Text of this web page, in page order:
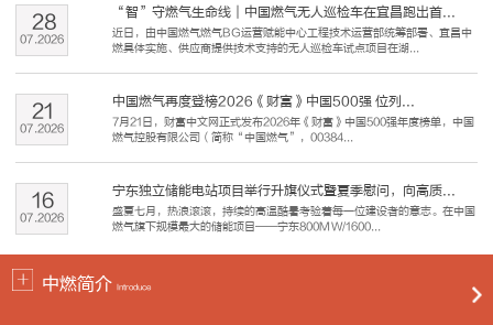
“智”守燃气生命线｜中国燃气无人巡检车在宜昌跑出首...
近日，由中国燃气燃气BG运营赋能中心工程技术运营部统筹部署、宜昌中
燃具体实施、供应商提供技术支持的无人巡检车试点项目在湖...
07.2026
28
中国燃气再度登榜2026《财富》中国500强 位列...
7月21日，财富中文网正式发布2026年《财富》中国500强年度榜单，中国
燃气控股有限公司（简称“中国燃气”，00384...
07.2026
21
宁东独立储能电站项目举行升旗仪式暨夏季慰问，向高质...
盛夏七月，热浪滚滚，持续的高温酷暑考验着每一位建设者的意志。在中国
燃气旗下规模最大的储能项目——宁东800MW/1600...
07.2026
16
中燃简介 Introduce